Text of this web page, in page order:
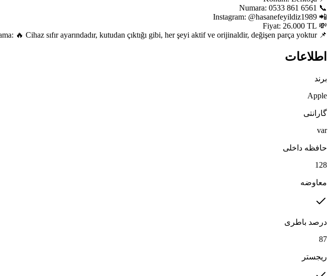
📌 Açıklama: 🔥 Cihaz sıfır ayarındadır, kutudan çıktığı gibi, her şeyi aktif ve orijinaldir, değişen parça yoktur.
اطلاعات
برند
Apple
گارانتی
var
حافظه داخلی
128
معاوضه
درصد باطری
87
ریجستر